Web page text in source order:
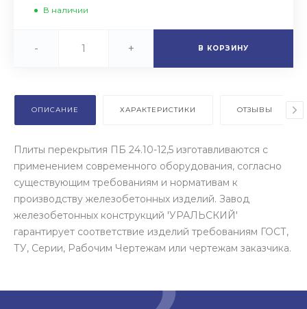
В наличии
- + В КОРЗИНУ
ОПИСАНИЕ ХАРАКТЕРИСТИКИ ОТЗЫВЫ
Плиты перекрытия ПБ 24.10-12,5 изготавливаются с
применением современного оборудования, согласно
существующим требованиям и нормативам к
производству железобетонных изделий. Завод
железобетонных конструкций 'УРАЛЬСКИЙ'
гарантирует соответствие изделий требованиям ГОСТ,
ТУ, Серии, Рабочим Чертежам или чертежам заказчика.